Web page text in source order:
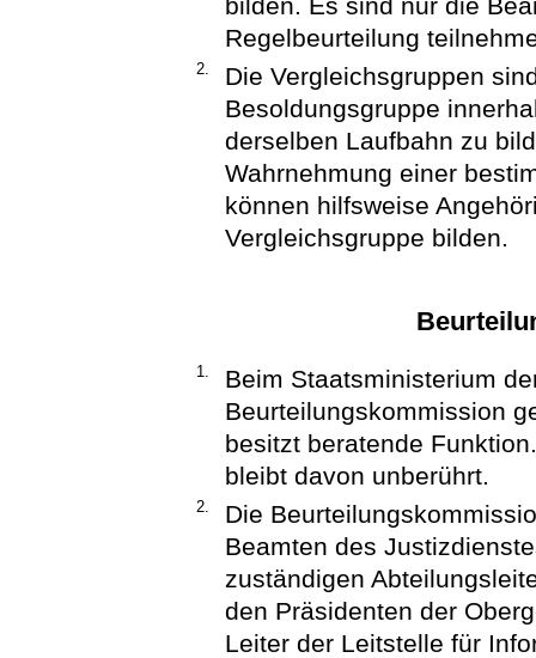
Regelbeurteilung
2.
Die Vergleichsgruppen
Besoldungsgruppe
derselben Laufbahn zu
Wahrnehmung einer
können hilfsweise
Vergleichsgruppe bilden.
1.
Beim Staatsministerium
Beurteilungskommission
besitzt beratende
bleibt davon unberührt.
2.
Die
Beamten des
zuständigen
den Präsidenten der
Leiter der Leitstelle für